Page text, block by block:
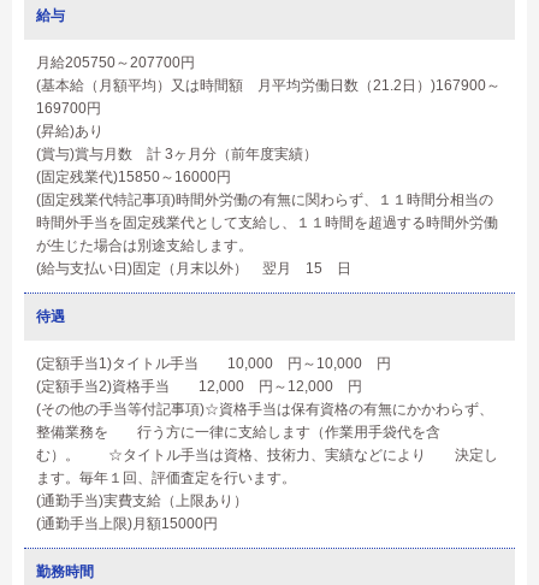
給与
月給205750～207700円
(基本給（月額平均）又は時間額 月平均労働日数（21.2日）)167900～
169700円
(昇給)あり
(賞与)賞与月数 計 3ヶ月分（前年度実績）
(固定残業代)15850～16000円
(固定残業代特記事項)時間外労働の有無に関わらず、１１時間分相当の
時間外手当を固定残業代として支給し、１１時間を超過する時間外労働
が生じた場合は別途支給します。
(給与支払い日)固定（月末以外） 翌月 15 日
待遇
(定額手当1)タイトル手当 10,000 円～10,000 円
(定額手当2)資格手当 12,000 円～12,000 円
(その他の手当等付記事項)☆資格手当は保有資格の有無にかかわらず、
整備業務を 行う方に一律に支給します（作業用手袋代を含
む）。 ☆タイトル手当は資格、技術力、実績などにより 決定し
ます。毎年１回、評価査定を行います。
(通勤手当)実費支給（上限あり）
(通勤手当上限)月額15000円
勤務時間